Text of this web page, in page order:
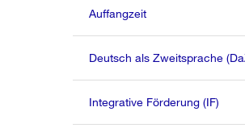
Auffangzeit
Deutsch als Zweitsprache
Integrative Förderung (IF)